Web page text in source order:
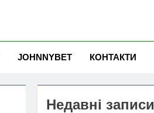
JOHNNYBET КОНТАКТИ
Недавні записи